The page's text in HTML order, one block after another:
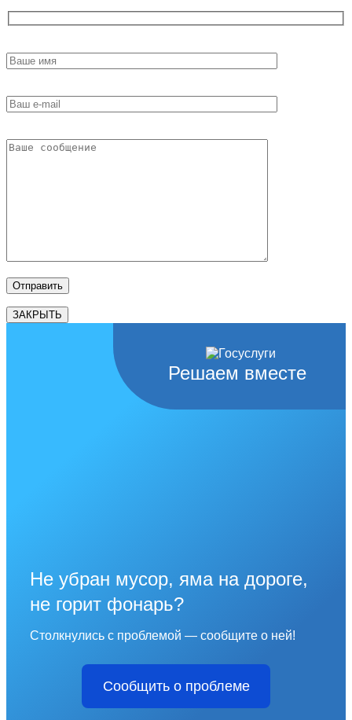
ЗАКРЫТЬ
Решаем вместе
Не убран мусор, яма на дороге,
не горит фонарь?
Столкнулись с проблемой — сообщите о ней!
Сообщить о проблеме